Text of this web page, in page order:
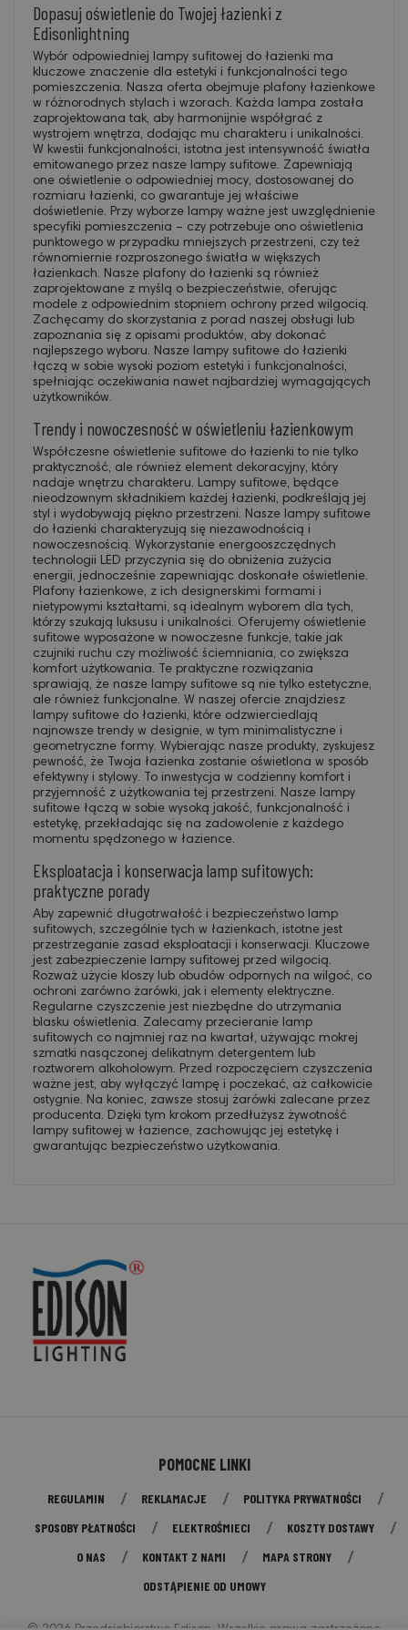
Dopasuj oświetlenie do Twojej łazienki z
Edisonlightning
Wybór odpowiedniej lampy sufitowej do łazienki ma
kluczowe znaczenie dla estetyki i funkcjonalności tego
pomieszczenia. Nasza oferta obejmuje plafony łazienkowe
w różnorodnych stylach i wzorach. Każda lampa została
zaprojektowana tak, aby harmonijnie współgrać z
wystrojem wnętrza, dodając mu charakteru i unikalności.
W kwestii funkcjonalności, istotna jest intensywność światła
emitowanego przez nasze lampy sufitowe. Zapewniają
one oświetlenie o odpowiedniej mocy, dostosowanej do
rozmiaru łazienki, co gwarantuje jej właściwe
doświetlenie. Przy wyborze lampy ważne jest uwzględnienie
specyfiki pomieszczenia – czy potrzebuje ono oświetlenia
punktowego w przypadku mniejszych przestrzeni, czy też
równomiernie rozproszonego światła w większych
łazienkach. Nasze plafony do łazienki są również
zaprojektowane z myślą o bezpieczeństwie, oferując
modele z odpowiednim stopniem ochrony przed wilgocią.
Zachęcamy do skorzystania z porad naszej obsługi lub
zapoznania się z opisami produktów, aby dokonać
najlepszego wyboru. Nasze lampy sufitowe do łazienki
łączą w sobie wysoki poziom estetyki i funkcjonalności,
spełniając oczekiwania nawet najbardziej wymagających
użytkowników.
Trendy i nowoczesność w oświetleniu łazienkowym
Współczesne oświetlenie sufitowe do łazienki to nie tylko
praktyczność, ale również element dekoracyjny, który
nadaje wnętrzu charakteru. Lampy sufitowe, będące
nieodzownym składnikiem każdej łazienki, podkreślają jej
styl i wydobywają piękno przestrzeni. Nasze lampy sufitowe
do łazienki charakteryzują się niezawodnością i
nowoczesnością. Wykorzystanie energooszczędnych
technologii LED przyczynia się do obniżenia zużycia
energii, jednocześnie zapewniając doskonałe oświetlenie.
Plafony łazienkowe, z ich designerskimi formami i
nietypowymi kształtami, są idealnym wyborem dla tych,
którzy szukają luksusu i unikalności. Oferujemy oświetlenie
sufitowe wyposażone w nowoczesne funkcje, takie jak
czujniki ruchu czy możliwość ściemniania, co zwiększa
komfort użytkowania. Te praktyczne rozwiązania
sprawiają, że nasze lampy sufitowe są nie tylko estetyczne,
ale również funkcjonalne. W naszej ofercie znajdziesz
lampy sufitowe do łazienki, które odzwierciedlają
najnowsze trendy w designie, w tym minimalistyczne i
geometryczne formy. Wybierając nasze produkty, zyskujesz
pewność, że Twoja łazienka zostanie oświetlona w sposób
efektywny i stylowy. To inwestycja w codzienny komfort i
przyjemność z użytkowania tej przestrzeni. Nasze lampy
sufitowe łączą w sobie wysoką jakość, funkcjonalność i
estetykę, przekładając się na zadowolenie z każdego
momentu spędzonego w łazience.
Eksploatacja i konserwacja lamp sufitowych:
praktyczne porady
Aby zapewnić długotrwałość i bezpieczeństwo lamp
sufitowych, szczególnie tych w łazienkach, istotne jest
przestrzeganie zasad eksploatacji i konserwacji. Kluczowe
jest zabezpieczenie lampy sufitowej przed wilgocią.
Rozważ użycie kloszy lub obudów odpornych na wilgoć, co
ochroni zarówno żarówki, jak i elementy elektryczne.
Regularne czyszczenie jest niezbędne do utrzymania
blasku oświetlenia. Zalecamy przecieranie lamp
sufitowych co najmniej raz na kwartał, używając mokrej
szmatki nasączonej delikatnym detergentem lub
roztworem alkoholowym. Przed rozpoczęciem czyszczenia
ważne jest, aby wyłączyć lampę i poczekać, aż całkowicie
ostygnie. Na koniec, zawsze stosuj żarówki zalecane przez
producenta. Dzięki tym krokom przedłużysz żywotność
lampy sufitowej w łazience, zachowując jej estetykę i
gwarantując bezpieczeństwo użytkowania.
POMOCNE LINKI
REGULAMIN REKLAMACJE
POLITYKA PRYWATNOŚCI
SPOSOBY PŁATNOŚCI
ELEKTROŚMIECI
KOSZTY DOSTAWY
O NAS
KONTAKT Z NAMI
MAPA STRONY
ODSTĄPIENIE OD UMOWY